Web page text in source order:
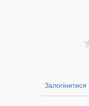
Залогінитися